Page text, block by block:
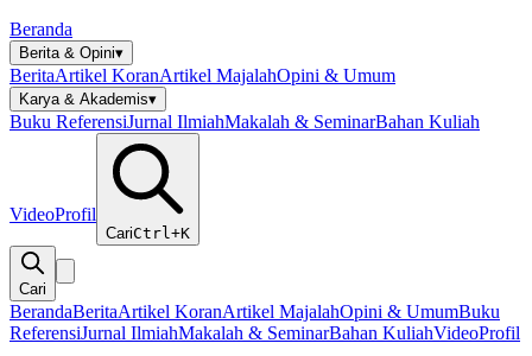
Beranda
Berita & Opini▾
BeritaArtikel KoranArtikel MajalahOpini & Umum
Karya & Akademis▾
Buku ReferensiJurnal IlmiahMakalah & SeminarBahan Kuliah
VideoProfil
CariCtrl+K
Cari
BerandaBeritaArtikel KoranArtikel MajalahOpini & UmumBuku
ReferensiJurnal IlmiahMakalah & SeminarBahan KuliahVideoProfil